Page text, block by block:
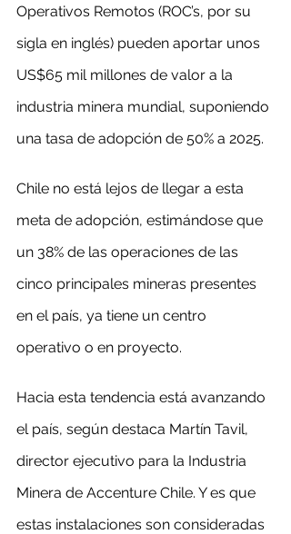
Operativos Remotos (ROC’s, por su
sigla en inglés) pueden aportar unos
US$65 mil millones de valor a la
industria minera mundial, suponiendo
una tasa de adopción de 50% a 2025.
Chile no está lejos de llegar a esta
meta de adopción, estimándose que
un 38% de las operaciones de las
cinco principales mineras presentes
en el país, ya tiene un centro
operativo o en proyecto.
Hacia esta tendencia está avanzando
el país, según destaca Martín Tavil,
director ejecutivo para la Industria
Minera de Accenture Chile. Y es que
estas instalaciones son consideradas